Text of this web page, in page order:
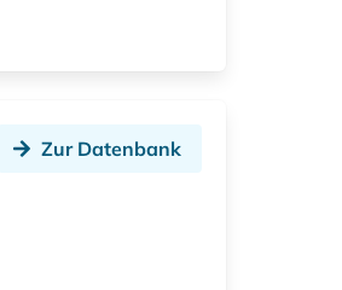
Zur Datenbank